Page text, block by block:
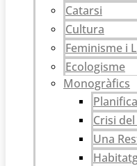
Catarsi
Cultura
Feminisme i
Ecologisme
Monogràfics
Crisi
Una